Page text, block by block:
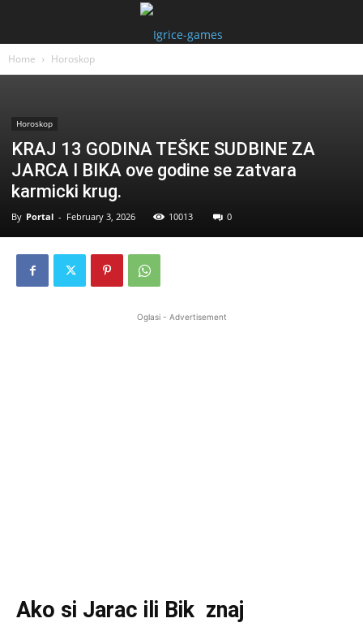
Home Horoskop
Horoskop
KRAJ 13 GODINA TEŠKE SUDBINE ZA
JARCA I BIKA ove godine se zatvara
karmicki krug.
By Portal - February 3, 2026 10013 0
Oglasi - Advertisement
Ako si Jarac ili Bik znaj